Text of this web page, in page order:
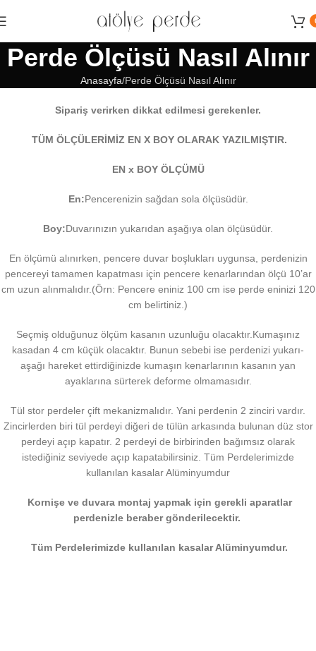
Perde Ölçüsü Nasıl Alınır
Anasayfa Perde Ölçüsü Nasıl Alınır
Sipariş verirken dikkat edilmesi gerekenler.
TÜM ÖLÇÜLERİMİZ EN X BOY OLARAK YAZILMIŞTIR.
EN x BOY ÖLÇÜMÜ
En:Pencerenizin sağdan sola ölçüsüdür.
Boy:Duvarınızın yukarıdan aşağıya olan ölçüsüdür.
En ölçümü alınırken, pencere duvar boşlukları uygunsa, perdenizin
pencereyi tamamen kapatması için pencere kenarlarından ölçü 10’ar
cm uzun alınmalıdır.(Örn: Pencere eniniz 100 cm ise perde eninizi 120
cm belirtiniz.)
Seçmiş olduğunuz ölçüm kasanın uzunluğu olacaktır.Kumaşınız
kasadan 4 cm küçük olacaktır. Bunun sebebi ise perdenizi yukarı-
aşağı hareket ettirdiğinizde kumaşın kenarlarının kasanın yan
ayaklarına sürterek deforme olmamasıdır.
Tül stor perdeler çift mekanizmalıdır. Yani perdenin 2 zinciri vardır.
Zincirlerden biri tül perdeyi diğeri de tülün arkasında bulunan düz stor
perdeyi açıp kapatır. 2 perdeyi de birbirinden bağımsız olarak
istediğiniz seviyede açıp kapatabilirsiniz. Tüm Perdelerimizde
kullanılan kasalar Alüminyumdur
Kornişe ve duvara montaj yapmak için gerekli aparatlar
perdenizle beraber gönderilecektir.
Tüm Perdelerimizde kullanılan kasalar Alüminyumdur.